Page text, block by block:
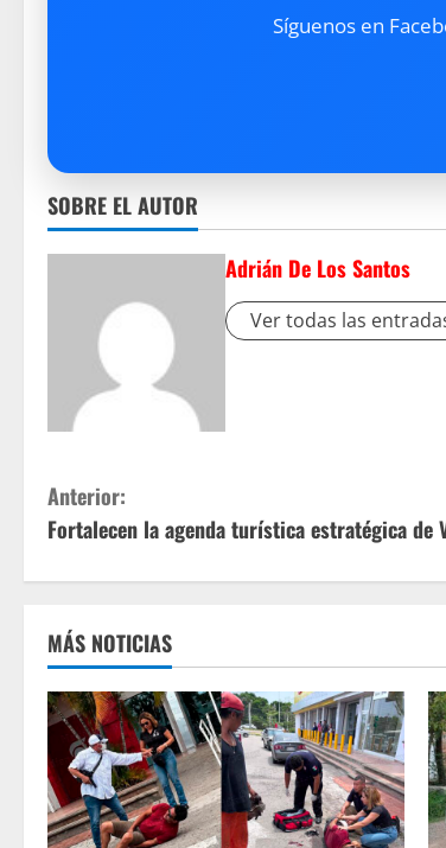
Síguenos en
SOBRE EL AUTOR
Adrián De Los Santos
Ver todas las
S
i
g
u
e
l
e
Anterior:
Fortalecen la agenda turística estratégica de
MÁS NOTICIAS